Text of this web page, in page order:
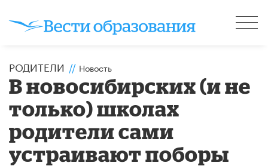
РОДИТЕЛИ // Новость
В новосибирских (и не
только) школах
родители сами
устраивают поборы